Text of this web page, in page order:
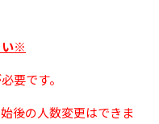
い※
要です。
後の人数変更はできま